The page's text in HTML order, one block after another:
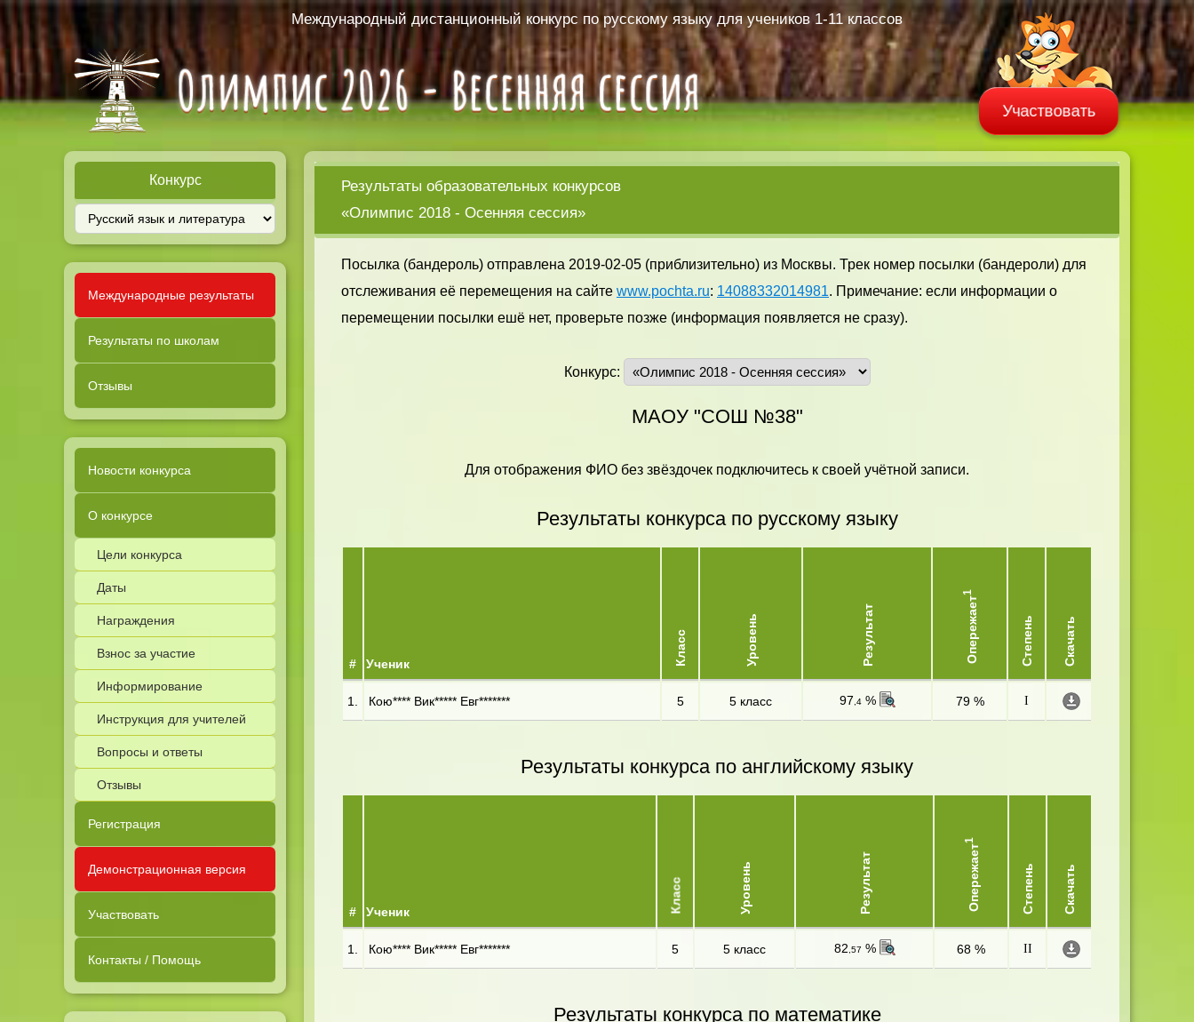
Международный дистанционный конкурс по русскому языку для учеников 1-11 классов
Участвовать
Конкурс
Международные результаты
Результаты по школам
Отзывы
Новости конкурса
О конкурсе
Цели конкурса
Даты
Награждения
Взнос за участие
Информирование
Инструкция для учителей
Вопросы и ответы
Отзывы
Регистрация
Демонстрационная версия
Участвовать
Контакты / Помощь
Результаты образовательных конкурсов
«Олимпис 2018 - Осенняя сессия»
Посылка (бандероль) отправлена 2019-02-05 (приблизительно) из Москвы. Трек номер посылки (бандероли) для
отслеживания её перемещения на сайте www.pochta.ru: 14088332014981. Примечание: если информации о
перемещении посылки ешё нет, проверьте позже (информация появляется не сразу).
Конкурс:
МАОУ "СОШ №38"
Для отображения ФИО без звёздочек подключитесь к своей учётной записи.
Результаты конкурса по русскому языку
# Ученик Класс Уровень Результат Опережает
1
Степень Скачать
1. Кою**** Вик***** Евг******* 5 5 класс 97 ,4% 79 % I
Результаты конкурса по английскому языку
# Ученик Класс Уровень Результат Опережает
1
Степень Скачать
1. Кою**** Вик***** Евг******* 5 5 класс 82 ,57 % 68 % II
Результаты конкурса по математике